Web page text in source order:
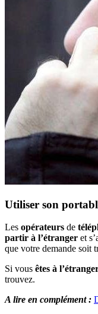
Utiliser son
Les opérateurs de
partir à l’étranger et
que votre demande soit
Si vous êtes à
trouvez.
A lire en complément :